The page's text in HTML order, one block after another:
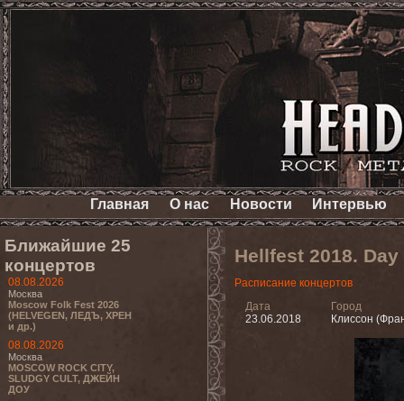
Главная О нас Новости Интервью
Ближайшие 25
концертов
08.08.2026
Москва
Moscow Folk Fest 2026
(HELVEGEN, ЛЕДЪ, ХРЕН
и др.)
08.08.2026
Москва
MOSCOW ROCK CITY,
SLUDGY CULT, ДЖЕЙН
ДОУ
Hellfest 2018. Day
Расписание концертов
Дата
23.06.2018
Город
Клиссон